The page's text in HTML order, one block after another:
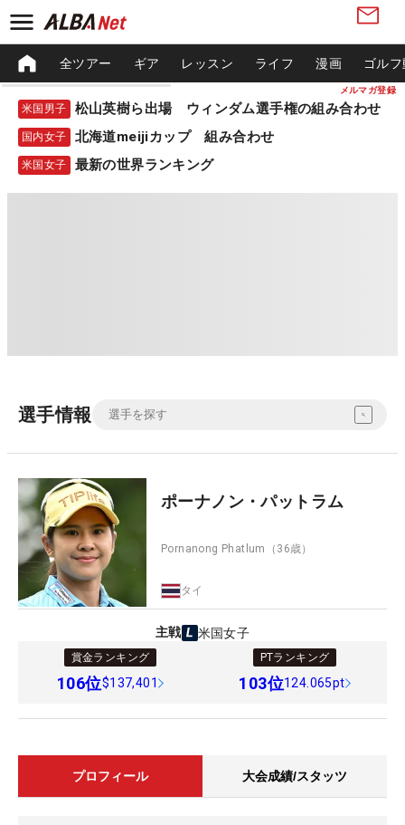
メルマガ登録
全ツアー ギア レッスン ライフ 漫画 ゴル
米国男子 松山英樹ら出場 ウィンダム選手権の組み合わせ
国内女子 北海道meijiカップ 組み合わせ
米国女子 最新の世界ランキング
選手情報
ポーナノン・パットラム
Pornanong Phatlum （36歳）
タイ
主戦 米国女子
賞金ランキング
106位$137,401
PTランキング
103位124.065pt
プロフィール 大会成績/スタッツ